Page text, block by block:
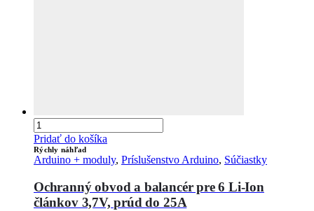
Pridať do košíka
Rýchly náhľad
Arduino + moduly, Príslušenstvo Arduino, Súčiastky
Ochranný obvod a balancér pre 6 Li-Ion
článkov 3,7V, prúd do 25A